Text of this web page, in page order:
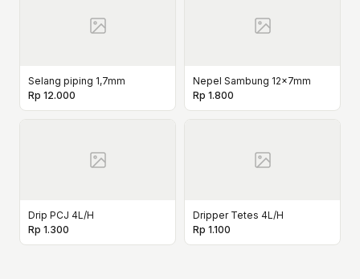
Selang piping 1,7mm
Rp 12.000
Nepel Sambung 12x7mm
Rp 1.800
Drip PCJ 4L/H
Rp 1.300
Dripper Tetes 4L/H
Rp 1.100